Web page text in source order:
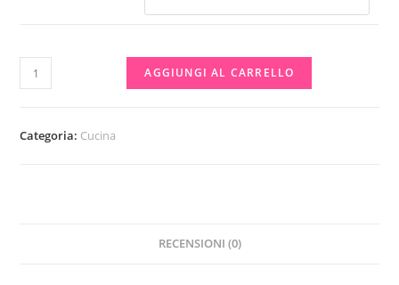
Set
vassoio
AGGIUNGI AL CARRELLO
Categoria: Cucina
RECENSIONI (0)